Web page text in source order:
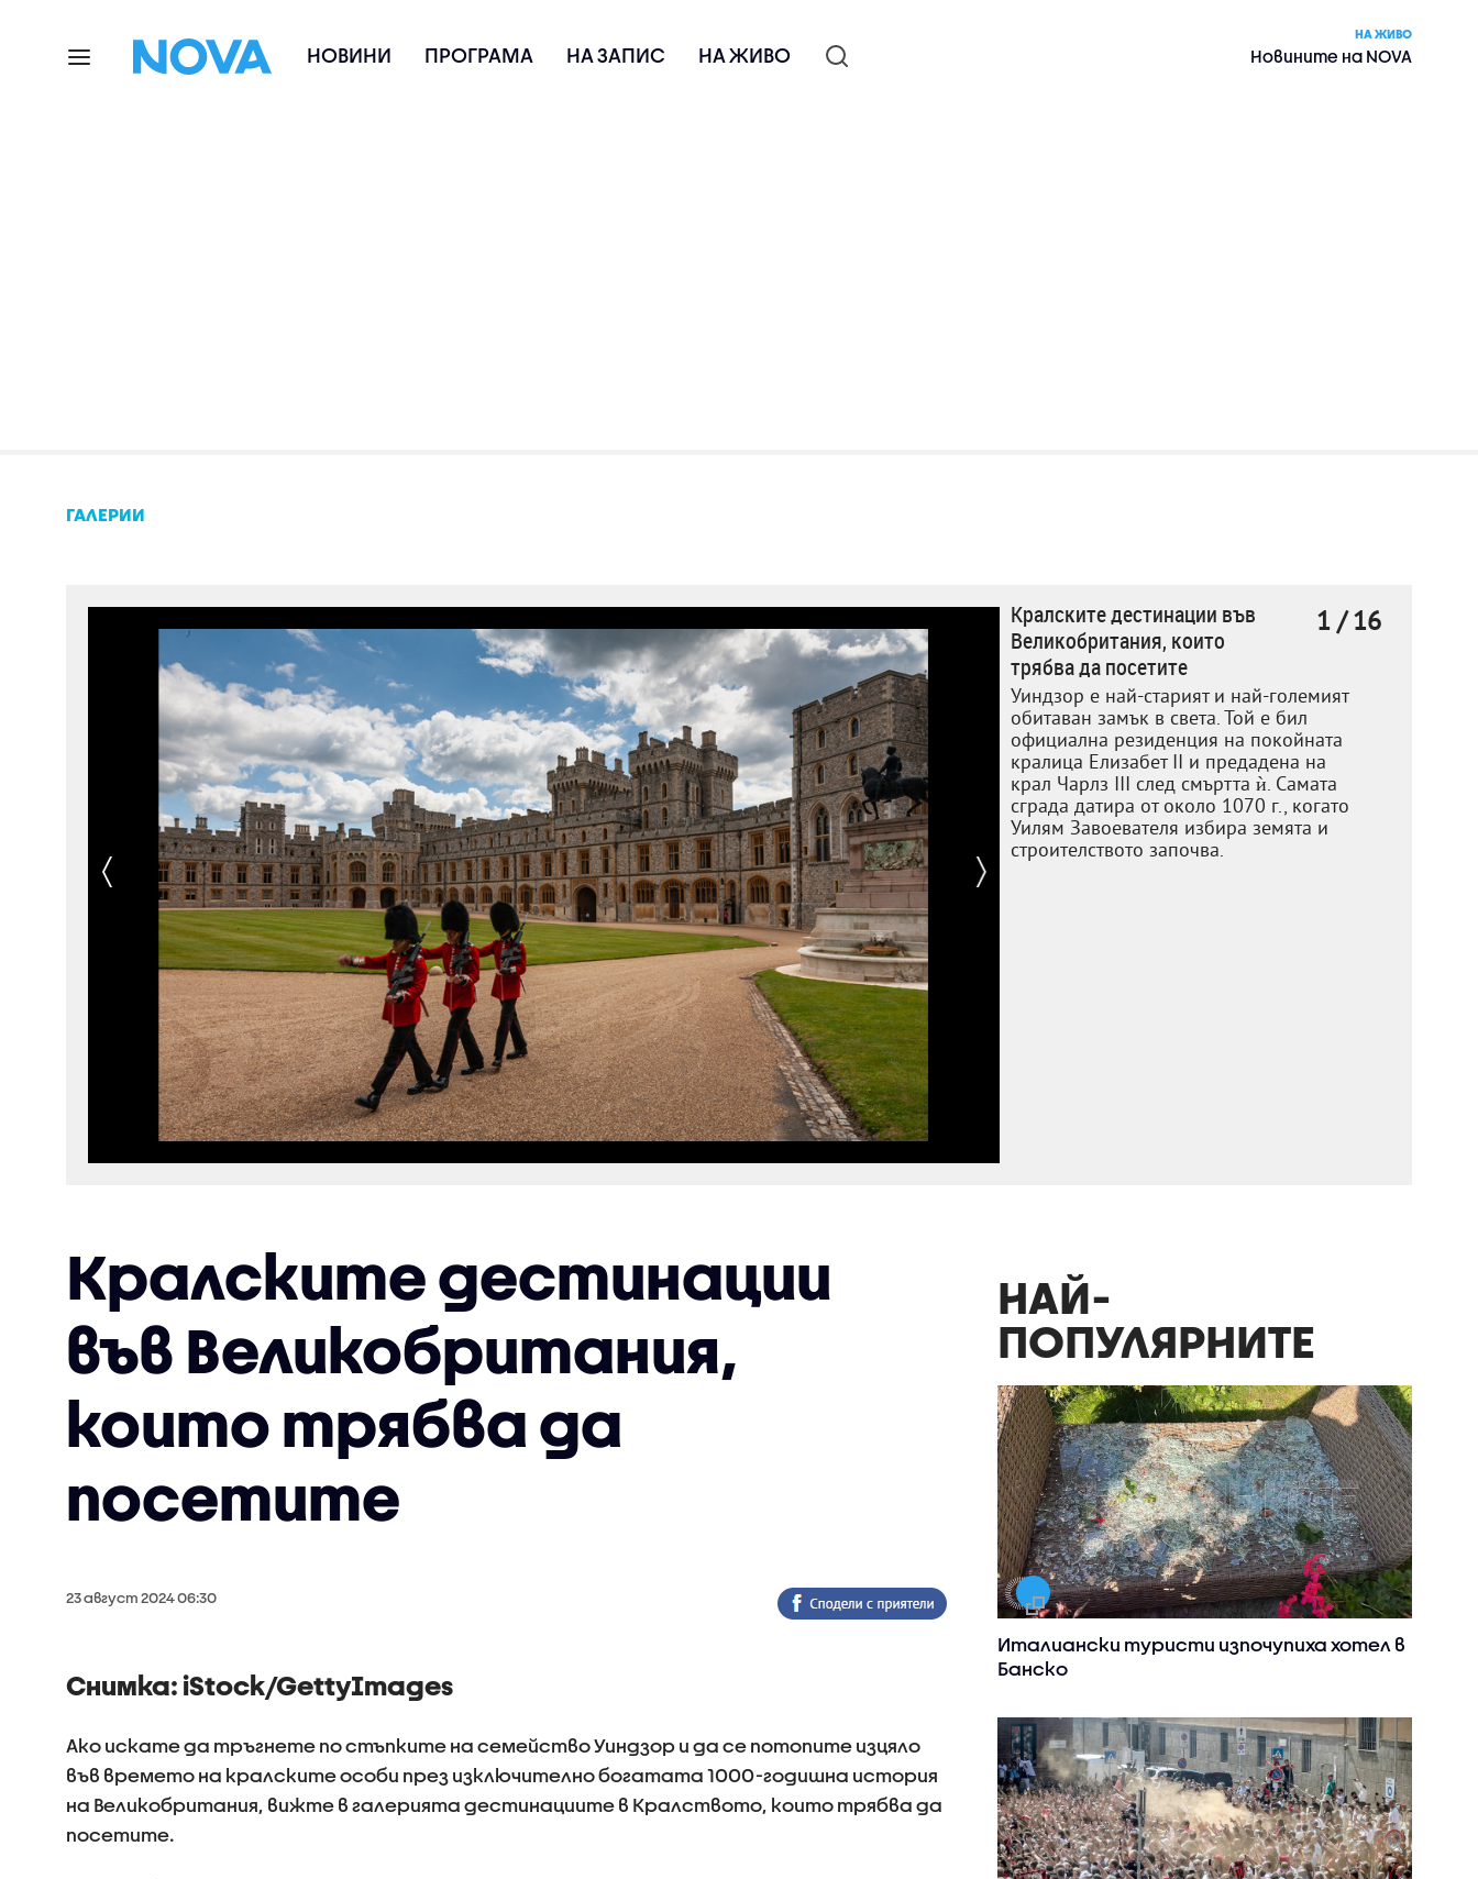
НОВИНИ ПРОГРАМА НА ЗАПИС НА ЖИВО
НА ЖИВО
Новините на NOVA
ГАЛЕРИИ
Кралските дестинации във
Великобритания, които
трябва да посетите
Уиндзор е най-старият и най-големият
обитаван замък в света. Той е бил
официална резиденция на покойната
кралица Елизабет II и предадена на
крал Чарлз III след смъртта ѝ. Самата
сграда датира от около 1070 г., когато
Уилям Завоевателя избира земята и
строителството започва.
1 / 16
Кралските дестинации
във Великобритания,
които трябва да
посетите
23 август 2024 06:30
Снимка: iStock/GettyImages
Ако искате да тръгнете по стъпките на семейство Уиндзор и да се потопите изцяло
във времето на кралските особи през изключително богатата 1000-годишна история
на Великобритания, вижте в галерията дестинациите в Кралството, които трябва да
посетите.
НАЙ-
ПОПУЛЯРНИТЕ
Италиански туристи изпочупиха хотел в
Банско